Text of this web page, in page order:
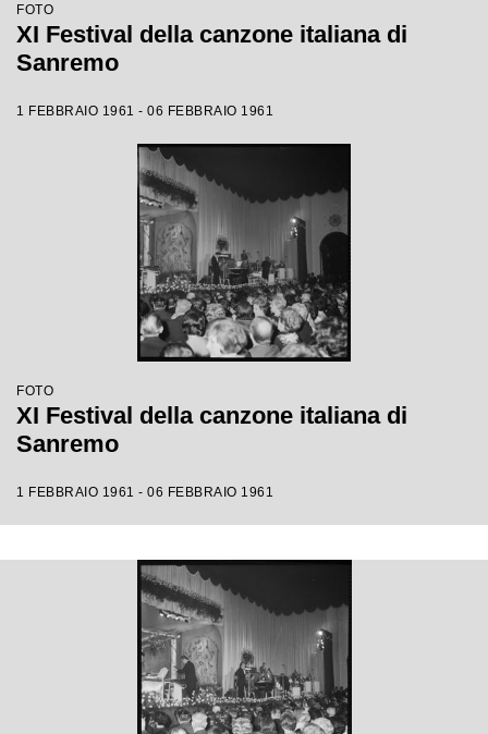
FOTO
XI Festival della canzone italiana di
Sanremo
1 FEBBRAIO 1961 - 06 FEBBRAIO 1961
FOTO
XI Festival della canzone italiana di
Sanremo
1 FEBBRAIO 1961 - 06 FEBBRAIO 1961